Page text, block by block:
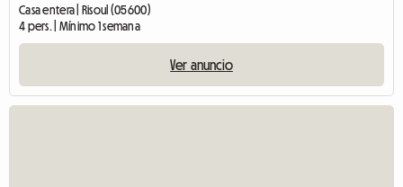
Casa entera | Risoul (05600)
4 pers. | Mínimo 1 semana
Ver anuncio